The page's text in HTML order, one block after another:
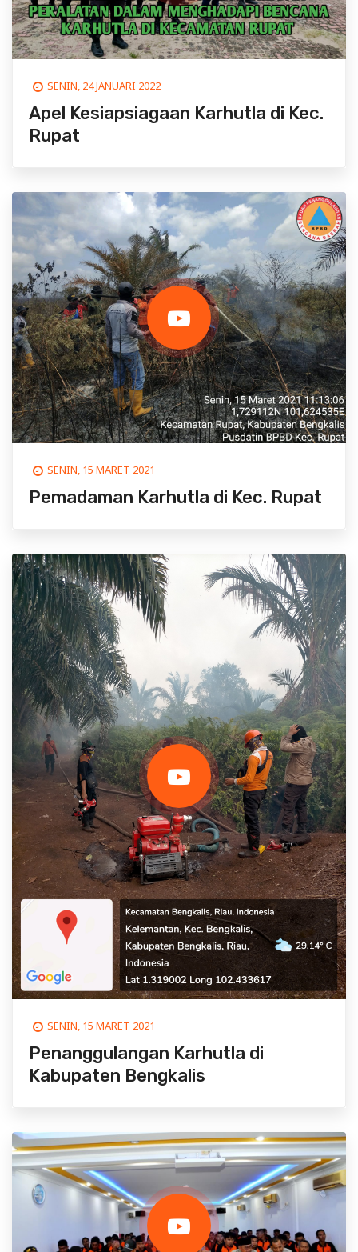
SENIN, 24 JANUARI 2022
Apel Kesiapsiagaan Karhutla di Kec.
Rupat
SENIN, 15 MARET 2021
Pemadaman Karhutla di Kec. Rupat
SENIN, 15 MARET 2021
Penanggulangan Karhutla di
Kabupaten Bengkalis